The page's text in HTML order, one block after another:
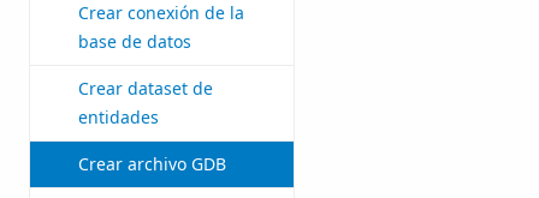
Crear conexión de la
base de datos
Crear dataset de
entidades
Crear archivo GDB